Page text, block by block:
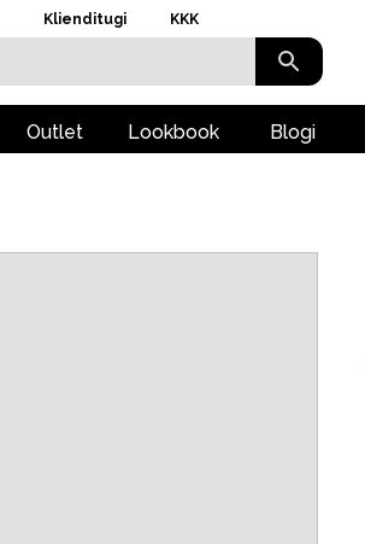
Klienditugi KKK
Outlet Lookbook Blogi